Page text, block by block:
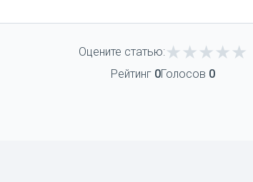
Оцените статью:
Рейтинг 0Голосов 0